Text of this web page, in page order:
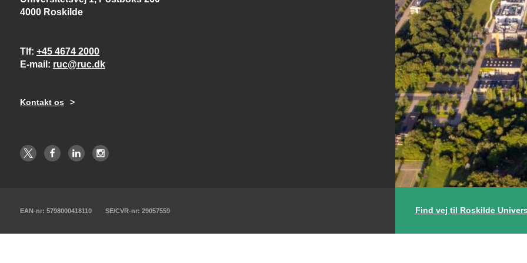
4000 Roskilde
Tlf +45 4674 2000
E-mail
ruc@ruc.dk
Kontakt os
EAN-nr: 5798000418110 SE/CVR-nr: 29057559 Find vej til Roskilde